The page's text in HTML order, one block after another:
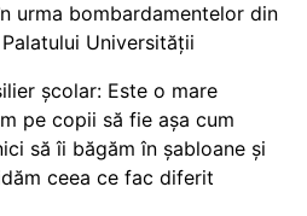
urma bombardamentelor din
Universității
școlar: Este o mare
pe copii să fie așa cum
să îi băgăm în șabloane și
ceea ce fac diferit